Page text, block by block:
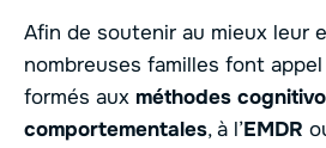
Afin de soutenir au mieux leur
nombreuses familles font
formés aux méthodes
comportementales, à l’EMDR